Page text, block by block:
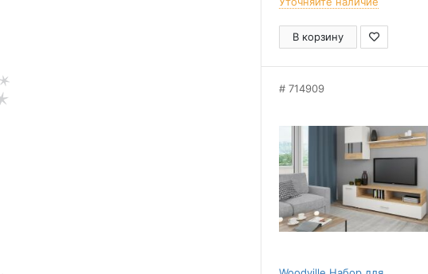
В корзину
714909